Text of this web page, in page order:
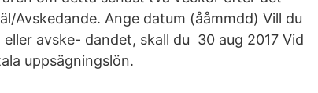
Avskedande. Ange datum (ååmmdd) Vill du
avske- dandet, skall du 30 aug 2017 Vid
uppsägningslön.